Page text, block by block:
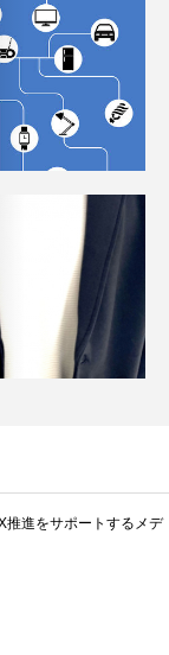
推進をサポートするメデ